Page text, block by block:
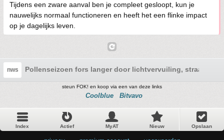
Tijdens een zware aanval ben je compleet gesloopt, kun je
nauwelijks normaal functioneren en heeft het een flinke impact
op je dagelijks leven.
nws Pollenseizoen fors langer door lichtvervuiling,
steun FOK! en koop via een van deze links
Coolblue Bitvavo
Index Actief MyAT Nieuw Opslaan